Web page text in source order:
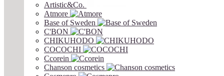
Artistic&Co.
Atmore
Base of Sweden
C'BON
CHIKUHODO
COCOCHI
Ccorein
Chanson cosmetics